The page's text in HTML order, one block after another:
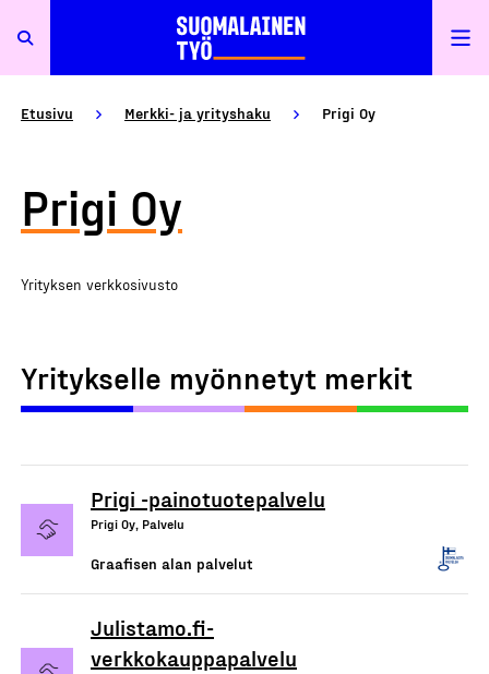
Etusivu Merkki- ja yrityshaku Prigi Oy
Prigi Oy
Yrityksen verkkosivusto
Yritykselle myönnetyt merkit
Prigi -painotuotepalvelu
Prigi Oy, Palvelu
Graafisen alan palvelut
Julistamo.fi-
verkkokauppapalvelu